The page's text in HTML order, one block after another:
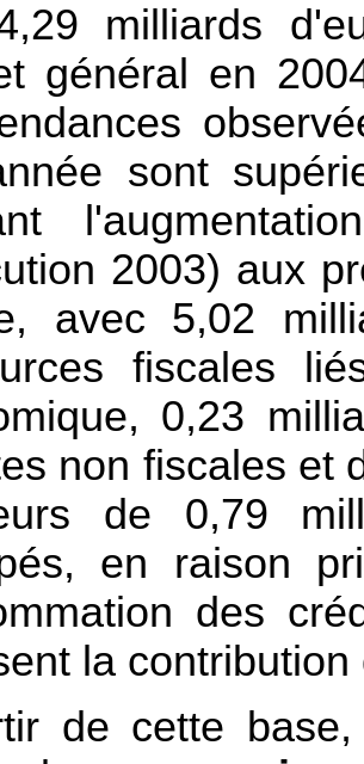
milliards
général en
sont
2003) aux
avec 5,02
fiscales
0,23
non fiscales et
de 0,79
en raison
des
la
de cette